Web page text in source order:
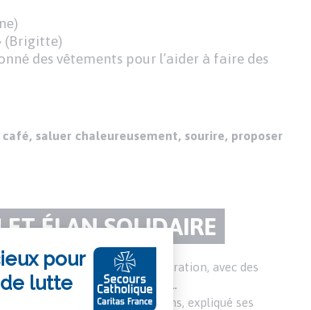
(Brigitte)
des vêtements pour l’aider à faire des
saluer chaleureusement, sourire, proposer
ÉLAN SOLIDAIRE
à l’action et à la démonstration, avec des
: tawashi, couture, crochet…
a présenté ses créations, expliqué ses